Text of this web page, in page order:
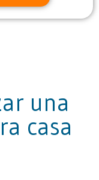
una
casa